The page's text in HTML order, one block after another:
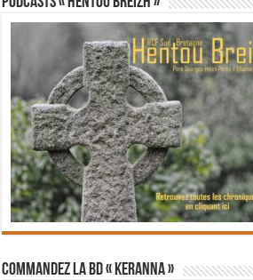
Commandez la BD « Keranna »